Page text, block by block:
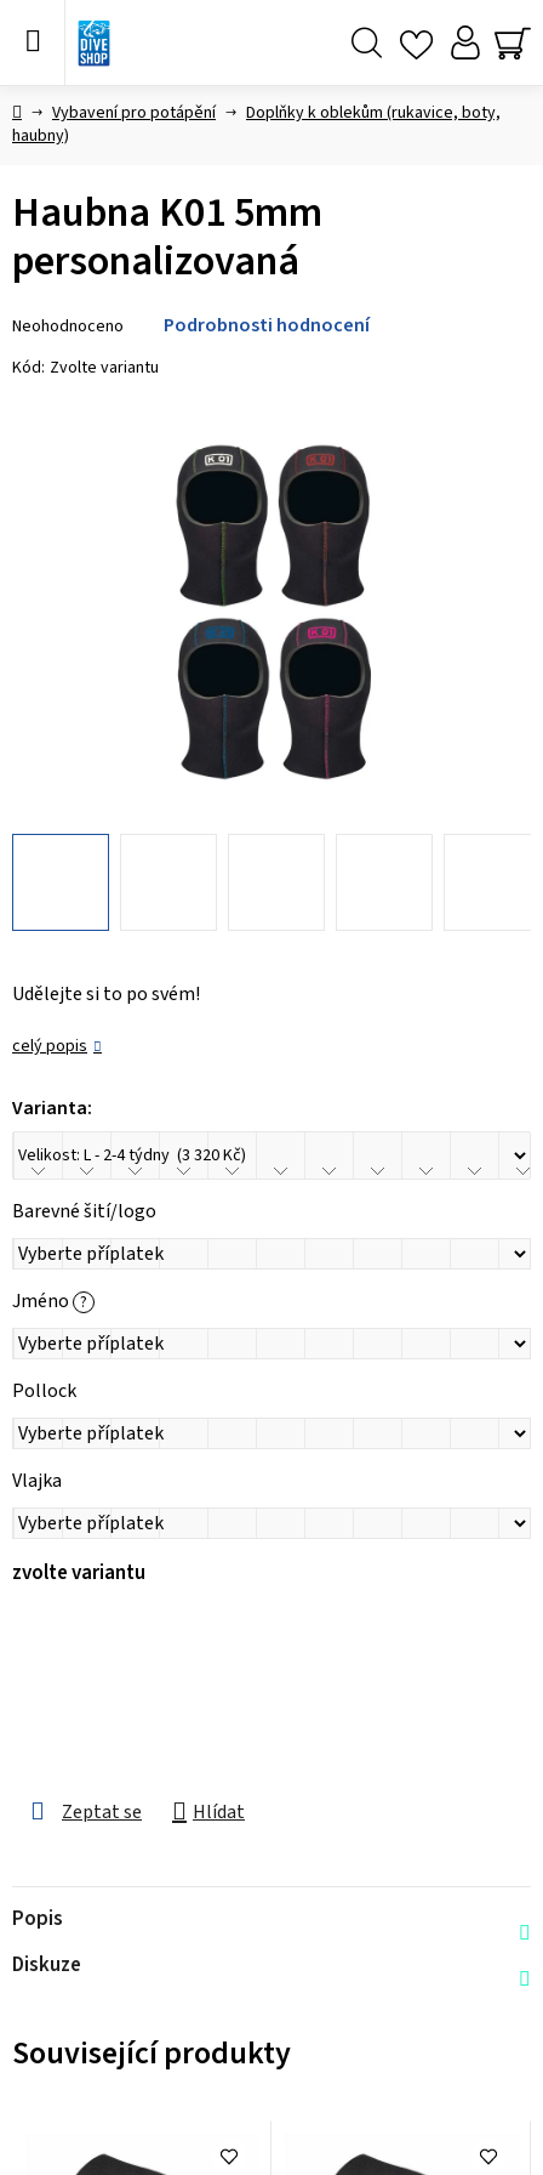
DomůVybavení pro potápění
Doplňky k oblekům (rukavice, boty,
haubny)
Udělejte si to po svém!
celý popis
Varianta:
Barevné šití/logo
Jméno ?
Pollock
Vlajka
zvolte variantu
Zeptat se Hlídat
Haubna K01 5mm
personalizovaná
hodnocení
produktu
Neohodnoceno Podrobnosti hodnocení
Kód: Zvolte variantu
Popis
Diskuze
Související produkty